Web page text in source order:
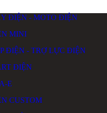
ĐIỆN - MOTO ĐIỆN
MINI
ĐIỆN - TRỢ LỰC ĐIỆN
ĐIỆN
E
CUSTOM